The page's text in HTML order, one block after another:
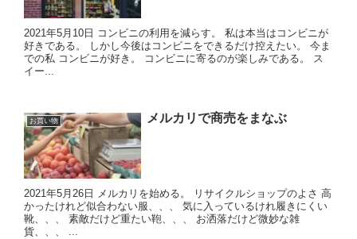
2021年5月10日 コンビニの利用を減らす。 私は本当はコンビニが
好きである。 しかし今後はコンビニをできるだけ控えたい。 今ま
での私 コンビニが好き。 コンビニに寄るのが楽しみである。 ス
イー...
お買い物 メルカリで商売をまなぶ
2021年5月26日 メルカリを始める。 リサイクルショップのよさ 高
かったけれど似合わない服、、、 気に入っているけれ履きにくい
靴、、、 素敵だけど重たい鞄、、、 お洒落だけど微妙な雑
貨、、、 ...